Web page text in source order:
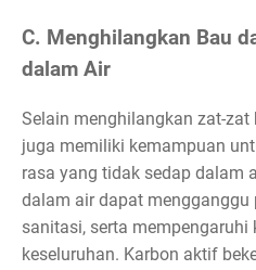
C. Menghilangkan Bau
dalam Air
Selain menghilangkan zat-
juga memiliki kemampuan
rasa yang tidak sedap dalam
dalam air dapat
sanitasi, serta mempengaruhi
keseluruhan. Karbon aktif